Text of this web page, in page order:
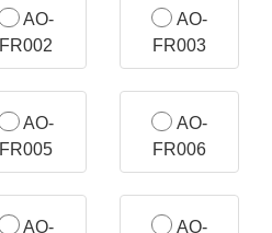
AO-
FR002
AO-
FR003
AO-
FR005
AO-
FR006
AO-
AO-